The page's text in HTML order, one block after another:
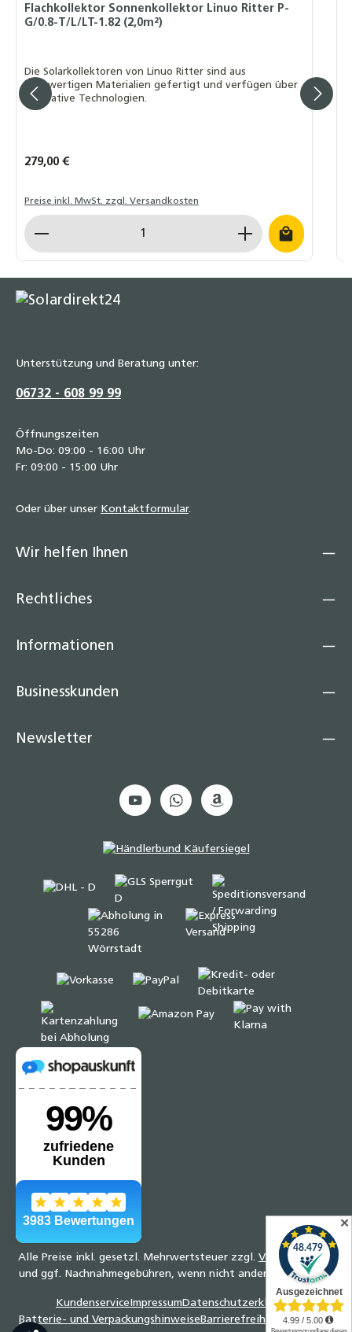
Flachkollektor Sonnenkollektor Linuo Ritter P-
G/0.8-T/L/LT-1.82 (2,0m²)
Die Solarkollektoren von Linuo Ritter sind aus
hochwertigen Materialien gefertigt und verfügen über
innovative Technologien.
Regulärer Preis:
279,00 €
Preise inkl. MwSt. zzgl. Versandkosten
Produkt Anzahl: Gib den gewünschten Wert
Unterstützung und Beratung unter:
06732 - 608 99 99
Öffnungszeiten
Mo-Do: 09:00 - 16:00 Uhr
Fr: 09:00 - 15:00 Uhr
Oder über unser Kontaktformular.
Wir helfen Ihnen
Rechtliches
Informationen
Businesskunden
Newsletter
Alle Preise inkl. gesetzl. Mehrwertsteuer zzgl. Versandkosten
und ggf. Nachnahmegebühren, wenn nicht anders angegeben.
KundenserviceImpressumDatenschutzerklärung
Batterie- und VerpackungshinweiseBarrierefreiheitserklärung
✕